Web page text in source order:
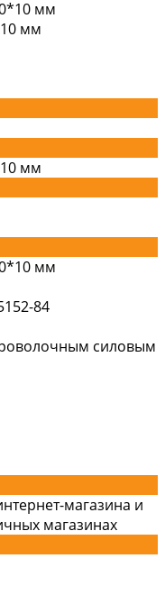
мм
мм
84
силовым
магазина и
магазинах